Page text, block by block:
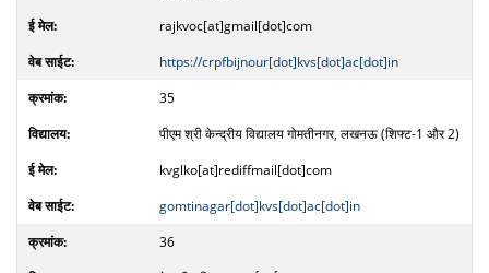
rajkvoc[at]gmail[dot]com
https://crpfbijnour[dot]kvs[dot]ac[dot]in
35
पीएम श्री केन्द्रीय विद्यालय गोमतीनगर, लखनऊ (शिफ्ट-1 और 2)
kvglko[at]rediffmail[dot]com
gomtinagar[dot]kvs[dot]ac[dot]in
36